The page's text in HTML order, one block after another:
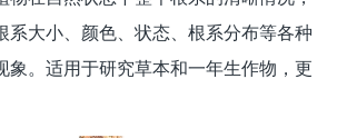
系大小、颜色、状态、根系分布等各种
象。适用于研究草本和一年生作物，更